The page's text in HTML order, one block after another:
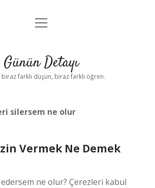
Anasayfa
Yasal Uyarı
menüyü
Günün Detayı
farklı düşün, biraz farklı öğren.
silersem ne olur
Vermek Ne Demek
ne olur? Çerezleri kabul